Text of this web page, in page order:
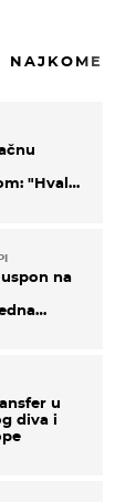
"Hvala
na
u
diva i